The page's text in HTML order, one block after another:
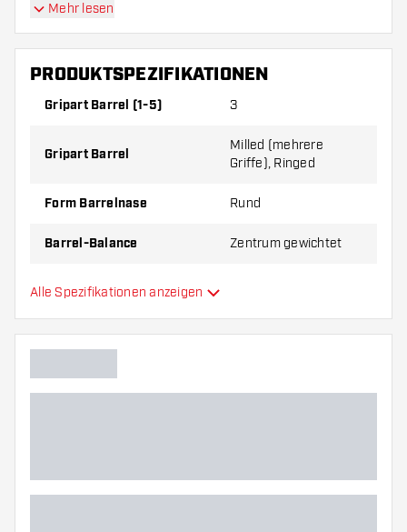
Mehr lesen
PRODUKTSPEZIFIKATIONEN
Gripart Barrel (1-5) 3
Gripart Barrel
Milled (mehrere
Griffe), Ringed
Form Barrelnase Rund
Barrel-Balance Zentrum gewichtet
Material Barrel
Gripart Barrelnase
Barrelform
Alle Spezifikationen anzeigen